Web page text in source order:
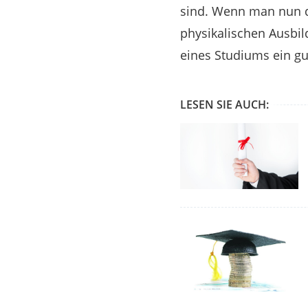
sind. Wenn man nun
physikalischen
eines Studiums ein
LESEN SIE AUCH: